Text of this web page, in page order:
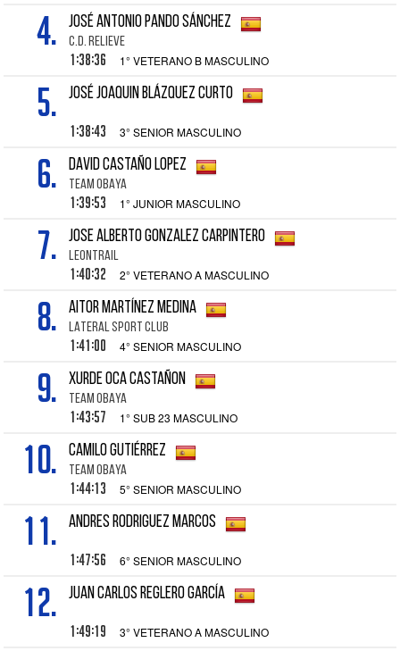
4. JOSÉ ANTONIO PANDO SÁNCHEZ
C.D. RELIEVE
1:38:36 1° VETERANO B MASCULINO
5. JOSÉ JOAQUIN BLÁZQUEZ CURTO
1:38:43 3° SENIOR MASCULINO
6. DAVID CASTAÑO LOPEZ
TEAM OBAYA
1:39:53 1° JUNIOR MASCULINO
7. JOSE ALBERTO GONZALEZ CARPINTERO
LEONTRAIL
1:40:32 2° VETERANO A MASCULINO
8. AITOR MARTÍNEZ MEDINA
LATERAL SPORT CLUB
1:41:00 4° SENIOR MASCULINO
9. XURDE OCA CASTAÑON
TEAM OBAYA
1:43:57 1° SUB 23 MASCULINO
10. CAMILO GUTIÉRREZ
TEAM OBAYA
1:44:13 5° SENIOR MASCULINO
11. ANDRES RODRIGUEZ MARCOS
1:47:56 6° SENIOR MASCULINO
12. JUAN CARLOS REGLERO GARCÍA
1:49:19 3° VETERANO A MASCULINO